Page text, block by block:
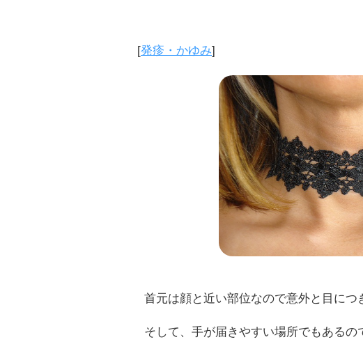
[発疹・かゆみ]
首元は顔と近い部位なので意外と目につ
そして、手が届きやすい場所でもあるの